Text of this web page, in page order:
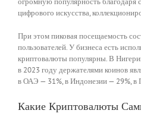
цифрового искусства,
При этом пиковая посещаемость
пользователей. У бизнеса есть
криптовалюты популярны. В
в 2023 году держателями коинов
в ОАЭ — 31%, в Индонезии — 29%, в
Какие Криптовалюты